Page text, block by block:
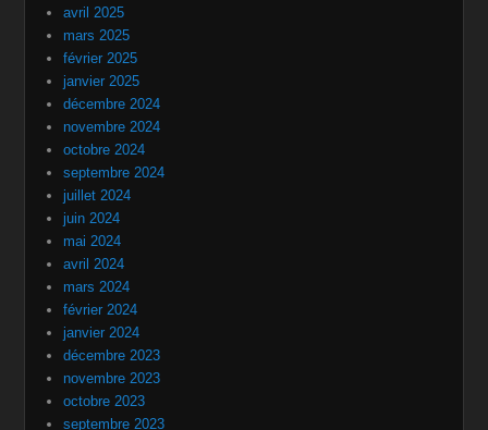
avril 2025
mars 2025
février 2025
janvier 2025
décembre 2024
novembre 2024
octobre 2024
septembre 2024
juillet 2024
juin 2024
mai 2024
avril 2024
mars 2024
février 2024
janvier 2024
décembre 2023
novembre 2023
octobre 2023
septembre 2023